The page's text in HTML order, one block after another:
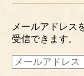
メールアドレス
受信できます。
メ
ー